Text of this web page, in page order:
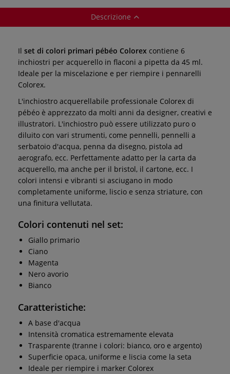
Descrizione
Il set di colori primari pébéo Colorex contiene 6
inchiostri per acquerello in flaconi a pipetta da 45 ml.
Ideale per la miscelazione e per riempire i pennarelli
Colorex.
L'inchiostro acquerellabile professionale Colorex di
pébéo è apprezzato da molti anni da designer, creativi e
illustratori. L'inchiostro può essere utilizzato puro o
diluito con vari strumenti, come pennelli, pennelli a
serbatoio d'acqua, penna da disegno, pistola ad
aerografo, ecc. Perfettamente adatto per la carta da
acquerello, ma anche per il bristol, il cartone, ecc. I
colori intensi e vibranti si asciugano in modo
completamente uniforme, liscio e senza striature, con
una finitura vellutata.
Colori contenuti nel set:
Giallo primario
Ciano
Magenta
Nero avorio
Bianco
Caratteristiche:
A base d'acqua
Intensità cromatica estremamente elevata
Trasparente (tranne i colori: bianco, oro e argento)
Superficie opaca, uniforme e liscia come la seta
Ideale per riempire i marker Colorex